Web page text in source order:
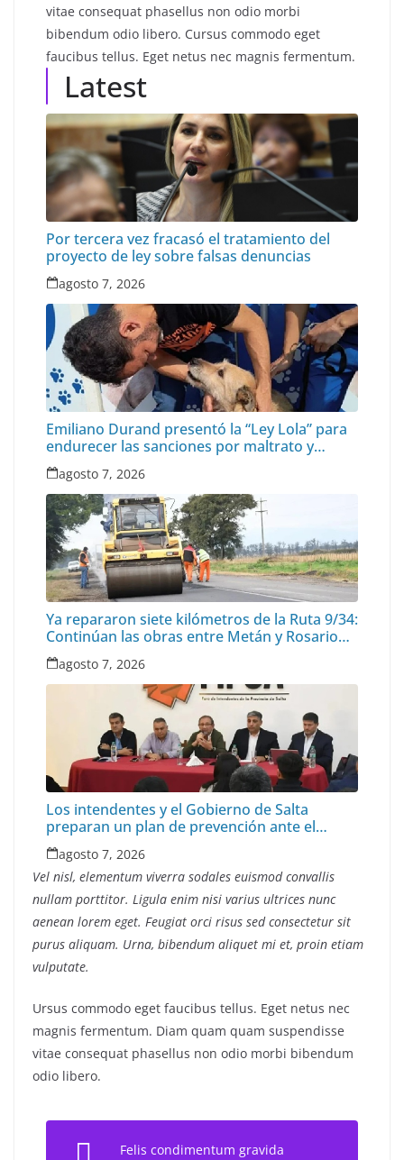
vitae consequat phasellus non odio morbi
bibendum odio libero. Cursus commodo eget
faucibus tellus. Eget netus nec magnis fermentum.
Latest
Por tercera vez fracasó el tratamiento del
proyecto de ley sobre falsas denuncias
agosto 7, 2026
Emiliano Durand presentó la “Ley Lola” para
endurecer las sanciones por maltrato y
abandono animal
agosto 7, 2026
Ya repararon siete kilómetros de la Ruta 9/34:
Continúan las obras entre Metán y Rosario
de la Frontera
agosto 7, 2026
Los intendentes y el Gobierno de Salta
preparan un plan de prevención ante el
“Superniño”
agosto 7, 2026
Vel nisl, elementum viverra sodales euismod convallis
nullam porttitor. Ligula enim nisi varius ultrices nunc
aenean lorem eget. Feugiat orci risus sed consectetur sit
purus aliquam. Urna, bibendum aliquet mi et, proin etiam
vulputate.
Ursus commodo eget faucibus tellus. Eget netus nec
magnis fermentum. Diam quam quam suspendisse
vitae consequat phasellus non odio morbi bibendum
odio libero.
Felis condimentum gravida